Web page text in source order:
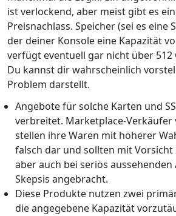
ist verlockend, aber meist gibt es
Preisnachlass. Speicher (sei es eine
der deiner Konsole eine Kapazität
verfügt eventuell gar nicht über 512
Du kannst dir wahrscheinlich
Problem darstellt.
Angebote für solche Karten und
verbreitet. Marketplace-
stellen ihre Waren mit höherer
falsch dar und sollten mit
aber auch bei seriös
Skepsis angebracht.
Diese Produkte nutzen zwei
die angegebene Kapazität